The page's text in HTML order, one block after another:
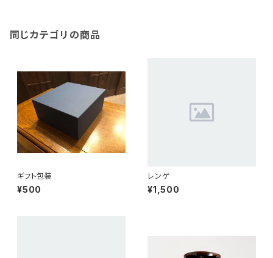
同じカテゴリの商品
ギフト包装
¥500
レンゲ
¥1,500